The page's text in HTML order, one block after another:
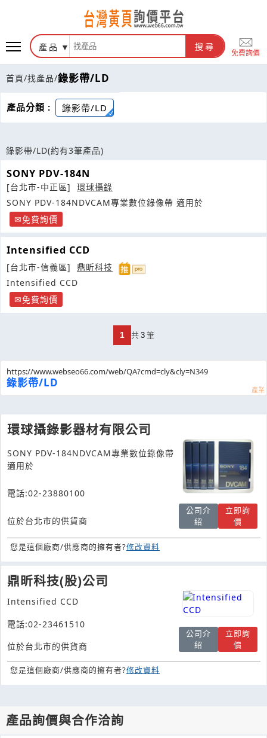
產品 搜尋
免費詢價
首頁/找產品/錄影帶/LD
產品分類 : 錄影帶/LD
錄影帶/LD(約有3筆產品)
SONY PDV-184N
[台北市-中正區]
環球攝錄
SONY PDV-184NDVCAM專業數位錄像帶 適用於
免費詢價
Intensified CCD
[台北市-信義區]
鼎昕科技
Intensified CCD
免費詢價
1 共 3 筆
https://www.webseo66.com/web/QA?cmd=cly&cly=N349
錄影帶/LD
環球攝錄影器材有限公司
SONY PDV-184NDVCAM專業數位錄像帶
適用於
電話:02-23880100
位於台北市的供貨商
公司介
紹
立即詢
價
您是這個廠商/供應商的擁有者?修改資料
鼎昕科技(股)公司
Intensified CCD
電話:02-23461510
位於台北市的供貨商
公司介
紹
立即詢
價
您是這個廠商/供應商的擁有者?修改資料
產品詢價與合作洽詢